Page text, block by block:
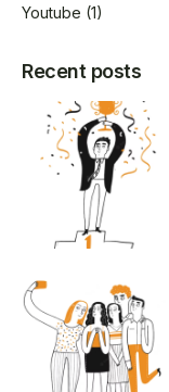
Youtube (1)
Recent posts